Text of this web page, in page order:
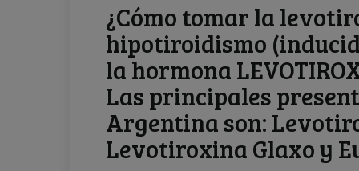
¿Cómo tomar la
hipotiroidismo
la hormona
Las principales
Argentina son:
Levotiroxina Glaxo y